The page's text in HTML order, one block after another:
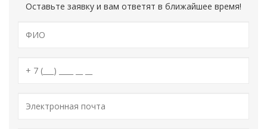
Оставьте заявку и вам ответят в ближайшее время!